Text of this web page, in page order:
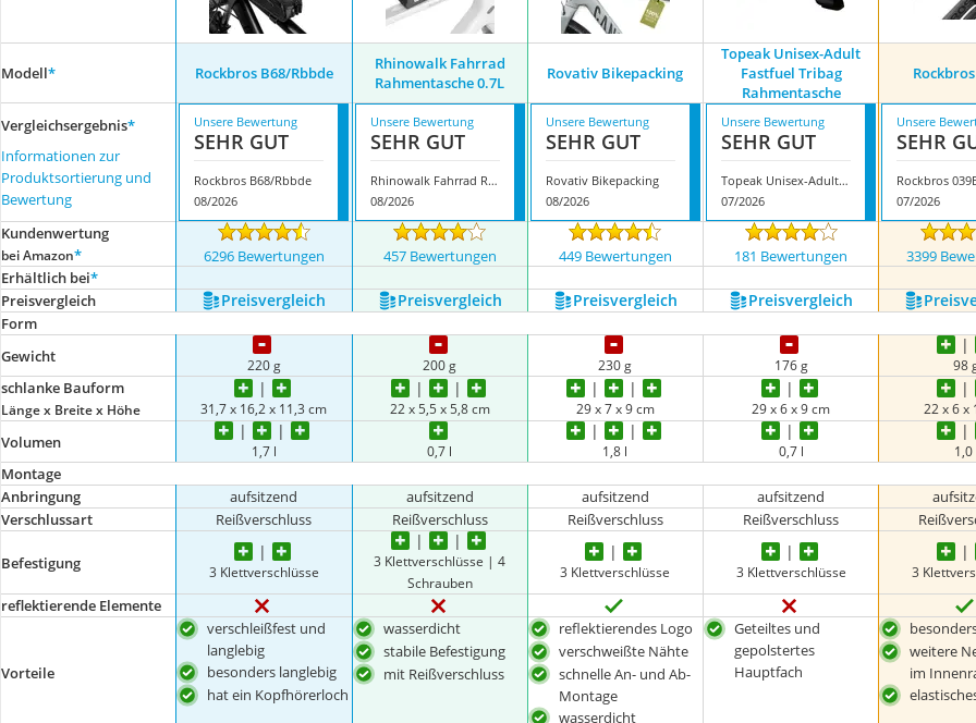
Modell* Rockbros B68/Rbbde
Rhinowalk Fahrrad
Rahmentasche 0.7L
Rovativ Bikepacking
Topeak Unisex-Adult
Fastfuel Tribag
Rahmentasche
Vergleichsergebnis*
Informationen zur
Produktsortierung und
Bewertung
Unsere Bewertung
SEHR GUT
Rockbros B68/Rbbde
08/2026
Unsere Bewertung
SEHR GUT
Rhinowalk Fahrrad Rahmentasche 0.7L
08/2026
Unsere Bewertung
SEHR GUT
Rovativ Bikepacking
08/2026
Unsere Bewertung
SEHR GUT
Topeak Unisex-Adult Fastfuel Tribag Rahmentasche
07/2026
Unsere
SEHR
Rockbros
07/2026
Kundenwertung
bei Amazon* 6296 Bewertungen 457 Bewertungen 449 Bewertungen 181 Bewertungen 3399
Erhältlich bei*
Preis­vergleich
Preis­vergleich Preis­vergleich Preis­vergleich Preis­vergleich
Form
Gewicht
220 g 200 g 230 g 176 g 98
schlanke Bauform
Länge x Breite x Höhe ‎31,7 x 16,2 x 11,3 cm 22 x 5,5 x 5,8 cm 29 x 7 x 9 cm 29 x 6 x 9 cm 22 x 6 x
Volumen 1,7 l 0,7 l 1,8 l 0,7 l 1,0
Montage
Anbringung
aufsitzend aufsitzend aufsitzend aufsitzend
Verschlussart
Reißverschluss Reißverschluss Reißverschluss Reißverschluss
Befestigung 3 Klettverschlüsse
3 Klettverschlüsse | 4
Schrauben
3 Klettverschlüsse 3 Klettverschlüsse 3
reflektierende Elemente
Vorteile
verschleißfest und
langlebig
besonders langlebig
hat ein Kopfhörerloch
wasserdicht
stabile Befestigung
mit Reißverschluss
reflektierendes Logo
verschweißte Nähte
schnelle An- und Ab-
Montage
wasserdicht
Geteiltes und
gepolstertes
Hauptfach
weitere
im